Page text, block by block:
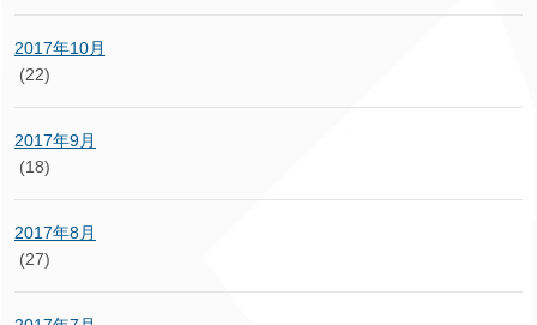
2017年10月
(22)
2017年9月
(18)
2017年8月
(27)